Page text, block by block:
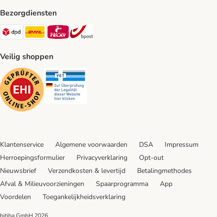
Bezorgdiensten
Dpd Shipping Method
DHL Shipping Method
Mondial Relay Shipping Method
Veilig shoppen
Security
Klantenservice Algemene voorwaarden DSA
Impressum
Herroepingsformulier
Privacyverklaring
Opt-out
Nieuwsbrief
Verzendkosten & levertijd
Betalingmethodes
Afval & Milieuvoorzieningen
Spaarprogramma
App
Voordelen
Toegankelijkheidsverklaring